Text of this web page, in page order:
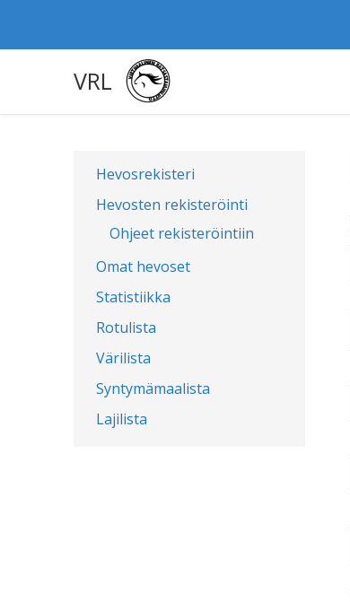
VRL
Hevosrekisteri
Hevosten rekisteröinti
Ohjeet rekisteröintiin
Omat hevoset
Statistiikka
Rotulista
Värilista
Syntymämaalista
Lajilista